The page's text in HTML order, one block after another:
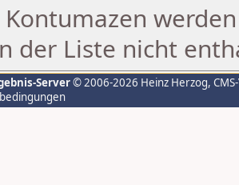
Kontumazen
der Liste nicht
Server© 2006-2026 Heinz Herzog,